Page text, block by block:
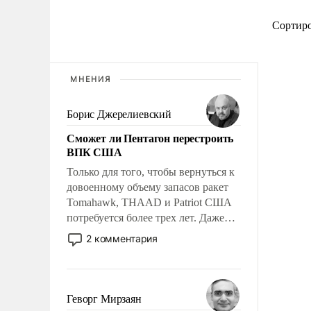
МНЕНИЯ
Борис Джерелиевский
Сможет ли Пентагон перестроить
ВПК США
Только для того, чтобы вернуться к
довоенному объему запасов ракет
Tomahawk, THAAD и Patriot США
потребуется более трех лет. Даже
небольшая война с Ираном
опустошила американские
уязвимости США, например, перед
2 комментария
Геворг Мирзаян